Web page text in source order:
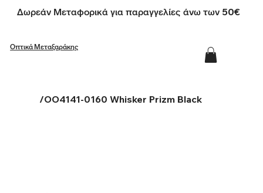
Δωρεάν Μεταφορικά για παραγγελίες άνω των 50€
Οπτικά Μεταξαράκης
/OO4141-0160 Whisker Prizm Black